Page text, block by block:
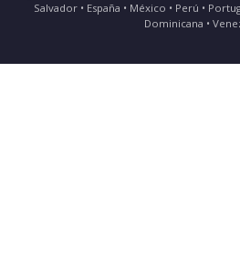
Salvador • España • México • Perú •
Dominicana •